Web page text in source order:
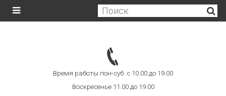
Время работы пон-суб: с 10.00 до 19.00
Воскресенье 11.00 до 19.00